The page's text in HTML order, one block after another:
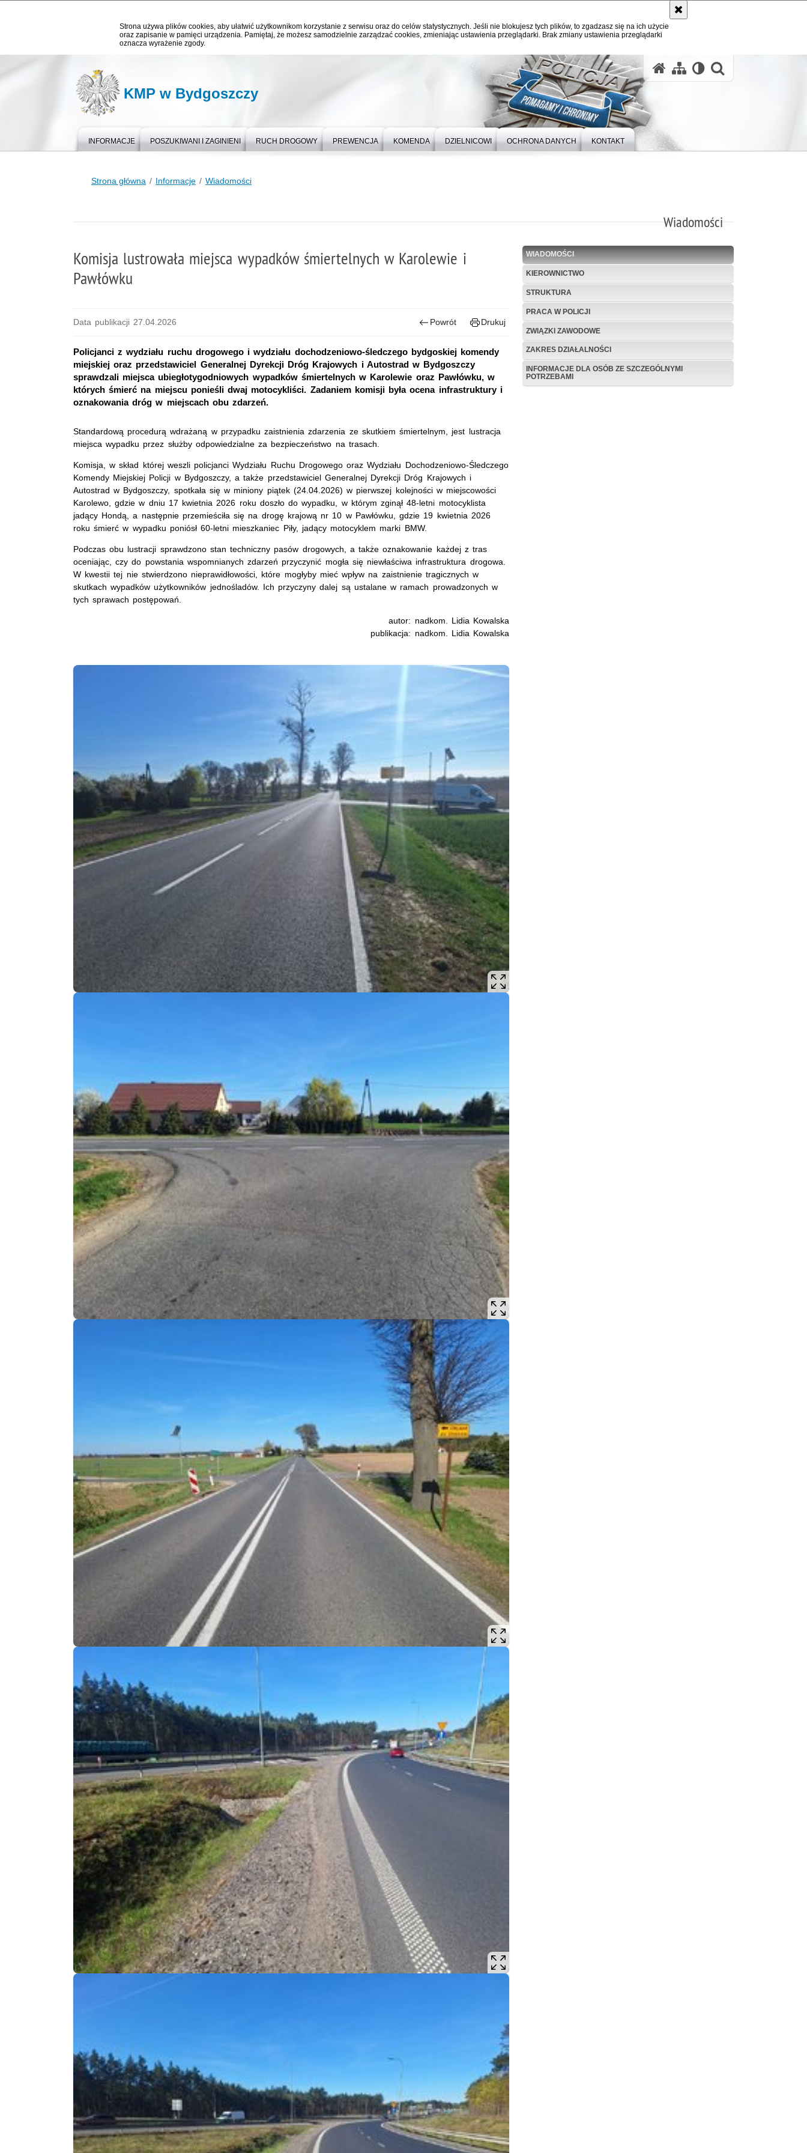
Strona używa plików cookies, aby ułatwić użytkownikom korzystanie z serwisu oraz do celów statystycznych. Jeśli nie blokujesz tych plików, to zgadzasz się na ich użycie
oraz zapisanie w pamięci urządzenia. Pamiętaj, że możesz samodzielnie zarządzać cookies, zmieniając ustawienia przeglądarki. Brak zmiany ustawienia przeglądarki
oznacza wyrażenie zgody.
KMP w Bydgoszczy
INFORMACJE POSZUKIWANI I ZAGINIENI RUCH DROGOWY PREWENCJA KOMENDA DZIELNICOWI OCHRONA DANYCH KONTAKT
Strona główna Informacje Wiadomości
Wiadomości
Komisja lustrowała miejsca wypadków śmiertelnych w Karolewie i
Pawłówku
Data publikacji 27.04.2026 Powrót Drukuj
Policjanci z wydziału ruchu drogowego i wydziału dochodzeniowo-śledczego bydgoskiej komendy
miejskiej oraz przedstawiciel Generalnej Dyrekcji Dróg Krajowych i Autostrad w Bydgoszczy
sprawdzali miejsca ubiegłotygodniowych wypadków śmiertelnych w Karolewie oraz Pawłówku, w
których śmierć na miejscu ponieśli dwaj motocykliści. Zadaniem komisji była ocena infrastruktury i
oznakowania dróg w miejscach obu zdarzeń.
Standardową procedurą wdrażaną w przypadku zaistnienia zdarzenia ze skutkiem śmiertelnym, jest lustracja
miejsca wypadku przez służby odpowiedzialne za bezpieczeństwo na trasach.
Komisja, w skład której weszli policjanci Wydziału Ruchu Drogowego oraz Wydziału Dochodzeniowo-Śledczego
Komendy Miejskiej Policji w Bydgoszczy, a także przedstawiciel Generalnej Dyrekcji Dróg Krajowych i
Autostrad w Bydgoszczy, spotkała się w miniony piątek (24.04.2026) w pierwszej kolejności w miejscowości
Karolewo, gdzie w dniu 17 kwietnia 2026 roku doszło do wypadku, w którym zginął 48-letni motocyklista
jadący Hondą, a następnie przemieściła się na drogę krajową nr 10 w Pawłówku, gdzie 19 kwietnia 2026
roku śmierć w wypadku poniósł 60-letni mieszkaniec Piły, jadący motocyklem marki BMW.
Podczas obu lustracji sprawdzono stan techniczny pasów drogowych, a także oznakowanie każdej z tras
oceniając, czy do powstania wspomnianych zdarzeń przyczynić mogła się niewłaściwa infrastruktura drogowa.
W kwestii tej nie stwierdzono nieprawidłowości, które mogłyby mieć wpływ na zaistnienie tragicznych w
skutkach wypadków użytkowników jednośladów. Ich przyczyny dalej są ustalane w ramach prowadzonych w
tych sprawach postępowań.
autor: nadkom. Lidia Kowalska
publikacja: nadkom. Lidia Kowalska
WIADOMOŚCI
KIEROWNICTWO
STRUKTURA
PRACA W POLICJI
ZWIĄZKI ZAWODOWE
ZAKRES DZIAŁALNOŚCI
INFORMACJE DLA OSÓB ZE SZCZEGÓLNYMI
POTRZEBAMI